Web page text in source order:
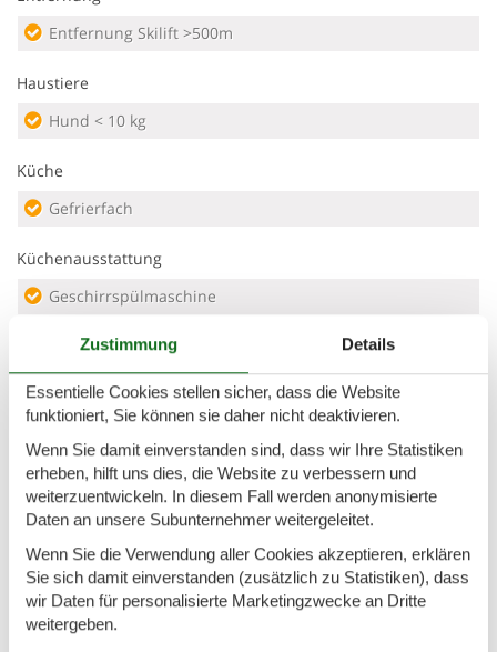
Entfernung Skilift >500m
Haustiere
Hund < 10 kg
Küche
Gefrierfach
Küchenausstattung
Geschirrspülmaschine
Kaffeemaschine
Küchenzeile/-block
Kühlschrank
Mikrowelle
Toaster
Waschmaschine
Wellness
Zustimmung Details
Essentielle Cookies stellen sicher, dass die Website
funktioniert, Sie können sie daher nicht deaktivieren.
Wenn Sie damit einverstanden sind, dass wir Ihre Statistiken
erheben, hilft uns dies, die Website zu verbessern und
weiterzuentwickeln. In diesem Fall werden anonymisierte
Daten an unsere Subunternehmer weitergeleitet.
Wenn Sie die Verwendung aller Cookies akzeptieren, erklären
Sie sich damit einverstanden (zusätzlich zu Statistiken), dass
wir Daten für personalisierte Marketingzwecke an Dritte
weitergeben.